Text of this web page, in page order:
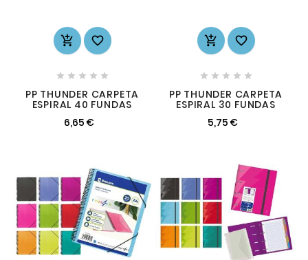
 
    
PP THUNDER CARPETA
ESPIRAL 40 FUNDAS
6,65 €
 
    
PP THUNDER CARPETA
ESPIRAL 30 FUNDAS
5,75 €